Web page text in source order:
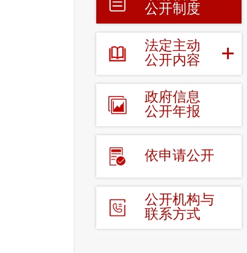
公开制度
法定主动
公开内容
政府信息
公开年报
依申请公开
公开机构与
联系方式